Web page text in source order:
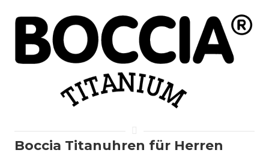
Boccia Titanuhren für Herren